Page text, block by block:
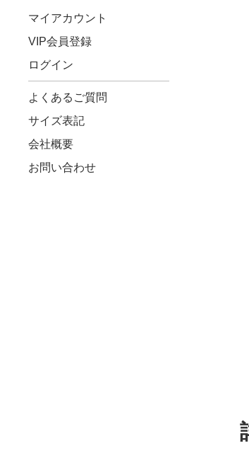
マイアカウント
VIP会員登録
ログイン
よくあるご質問
サイズ表記
会社概要
お問い合わせ